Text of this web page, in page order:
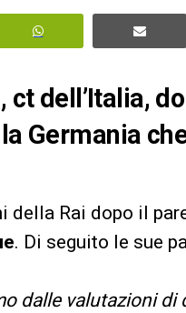
dell’Italia,
Germania
della Rai dopo il
. Di seguito le sue
dalle valutazioni di